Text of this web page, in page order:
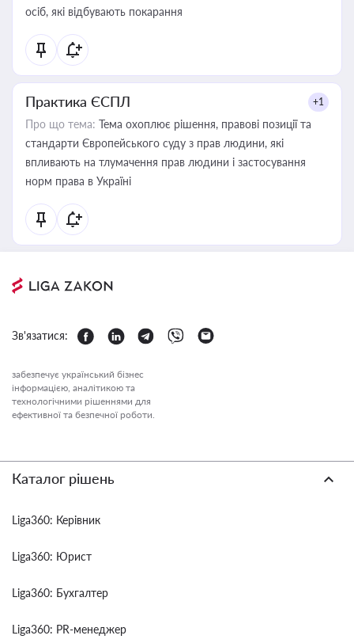
осіб, які відбувають покарання
Практика ЄСПЛ +1
Про що тема: Тема охоплює рішення, правові позиції та
стандарти Європейського суду з прав людини, які
впливають на тлумачення прав людини і застосування
норм права в Україні
Зв'язатися:
забезпечує український бізнес
інформацією, аналітикою та
технологічними рішеннями для
ефективної та безпечної роботи.
Каталог рішень
Liga360: Керівник
Liga360: Юрист
Liga360: Бухгалтер
Liga360: PR-менеджер